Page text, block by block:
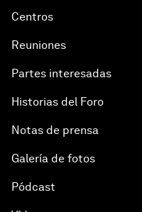
Centros
Reuniones
Partes interesadas
Historias del Foro
Notas de prensa
Galería de fotos
Pódcast